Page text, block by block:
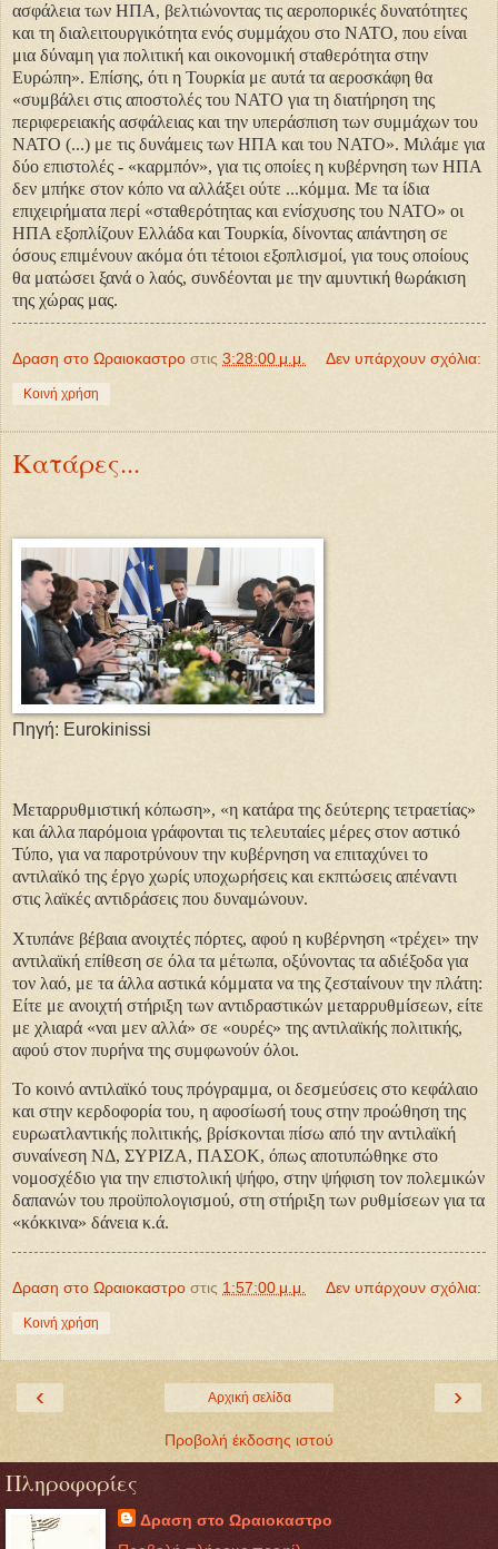
ασφάλεια των ΗΠΑ, βελτιώνοντας τις αεροπορικές δυνατότητες
και τη διαλειτουργικότητα ενός συμμάχου στο ΝΑΤΟ, που είναι
μια δύναμη για πολιτική και οικονομική σταθερότητα στην
Ευρώπη». Επίσης, ότι η Τουρκία με αυτά τα αεροσκάφη θα
«συμβάλει στις αποστολές του ΝΑΤΟ για τη διατήρηση της
περιφερειακής ασφάλειας και την υπεράσπιση των συμμάχων του
ΝΑΤΟ (...) με τις δυνάμεις των ΗΠΑ και του ΝΑΤΟ». Μιλάμε για
δύο επιστολές - «καρμπόν», για τις οποίες η κυβέρνηση των ΗΠΑ
δεν μπήκε στον κόπο να αλλάξει ούτε ...κόμμα. Με τα ίδια
επιχειρήματα περί «σταθερότητας και ενίσχυσης του ΝΑΤΟ» οι
ΗΠΑ εξοπλίζουν Ελλάδα και Τουρκία, δίνοντας απάντηση σε
όσους επιμένουν ακόμα ότι τέτοιοι εξοπλισμοί, για τους οποίους
θα ματώσει ξανά ο λαός, συνδέονται με την αμυντική θωράκιση
της χώρας μας.
Δραση στο Ωραιοκαστρο στις 3:28:00 μ.μ. Δεν υπάρχουν σχόλια:
Κοινή χρήση
Κατάρες...
Πηγή: Eurokinissi
Μεταρρυθμιστική κόπωση», «η κατάρα της δεύτερης τετραετίας»
και άλλα παρόμοια γράφονται τις τελευταίες μέρες στον αστικό
Τύπο, για να παροτρύνουν την κυβέρνηση να επιταχύνει το
αντιλαϊκό της έργο χωρίς υποχωρήσεις και εκπτώσεις απέναντι
στις λαϊκές αντιδράσεις που δυναμώνουν.
Χτυπάνε βέβαια ανοιχτές πόρτες, αφού η κυβέρνηση «τρέχει» την
αντιλαϊκή επίθεση σε όλα τα μέτωπα, οξύνοντας τα αδιέξοδα για
τον λαό, με τα άλλα αστικά κόμματα να της ζεσταίνουν την πλάτη:
Είτε με ανοιχτή στήριξη των αντιδραστικών μεταρρυθμίσεων, είτε
με χλιαρά «ναι μεν αλλά» σε «ουρές» της αντιλαϊκής πολιτικής,
αφού στον πυρήνα της συμφωνούν όλοι.
Το κοινό αντιλαϊκό τους πρόγραμμα, οι δεσμεύσεις στο κεφάλαιο
και στην κερδοφορία του, η αφοσίωσή τους στην προώθηση της
ευρωατλαντικής πολιτικής, βρίσκονται πίσω από την αντιλαϊκή
συναίνεση ΝΔ, ΣΥΡΙΖΑ, ΠΑΣΟΚ, όπως αποτυπώθηκε στο
νομοσχέδιο για την επιστολική ψήφο, στην ψήφιση τον πολεμικών
δαπανών του προϋπολογισμού, στη στήριξη των ρυθμίσεων για τα
«κόκκινα» δάνεια κ.ά.
Δραση στο Ωραιοκαστρο στις 1:57:00 μ.μ. Δεν υπάρχουν σχόλια:
Κοινή χρήση
‹ ›
Αρχική σελίδα
Προβολή έκδοσης ιστού
Πληροφορίες
Δραση στο Ωραιοκαστρο